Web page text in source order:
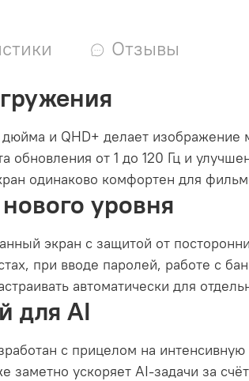
Отзывы
и QHD+ делает
обновления от 1 до 120 Гц и
одинаково комфортен для
уровня
экран с защитой от
при вводе паролей, работе с
автоматически для
для AI
с прицелом на
заметно ускоряет AI-задачи за